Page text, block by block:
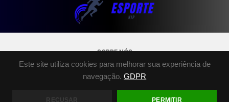
Este site utiliza cookies para melhorar sua experiência de
navegação. GDPR
RECUSAR PERMITIR
SOBRE NÓS
POLÍTICA DE PRIVACIDADE
TERMOS E CONDIÇÕES
FALE CONOSCO